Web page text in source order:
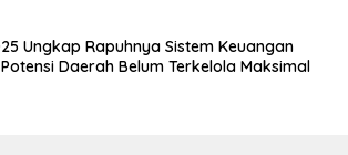
Ungkap Rapuhnya Sistem Keuangan
Daerah Belum Terkelola Maksimal